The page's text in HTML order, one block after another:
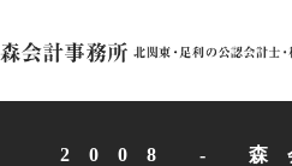
2008 - 森